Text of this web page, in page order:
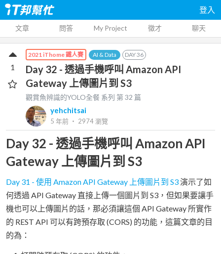
登入
文章 問答 My Project 徵才 聊天
2021 iThome 鐵人賽 AI & Data DAY36
Day 32 - 透過手機呼叫 Amazon API
Gateway 上傳圖片到 S3
觀賞魚辨識的YOLO全餐 系列 第32 篇
yehchitsai
5 年前 ‧ 2974瀏覽
1
Day 32 - 透過手機呼叫 Amazon API
Gateway 上傳圖片到 S3
Day 31 - 使用 Amazon API Gateway 上傳圖片到 S3演示了如
何透過 API Gateway 直接上傳一個圖片到 S3，但如果要讓手
機也可以上傳圖片的話，那必須讓這個 API Gateway 所實作
的 REST API 可以有跨預存取 (CORS) 的功能，這篇文章的目
的為：